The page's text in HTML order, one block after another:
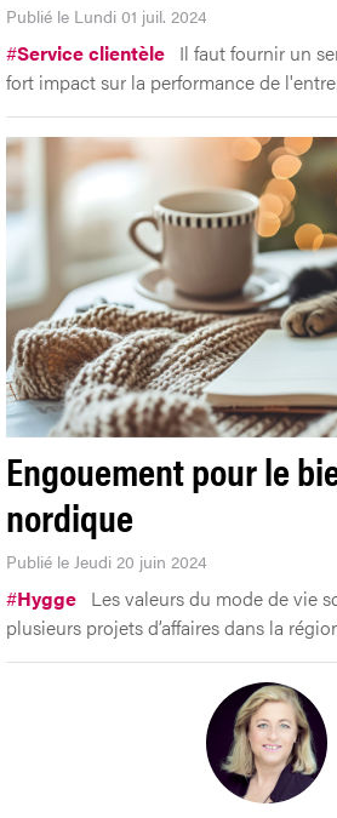
Publié le Lundi 01 juil. 2024
#Service clientèle Il faut fournir un
fort impact sur la performance de
Engouement pour le
nordique
Publié le Jeudi 20 juin 2024
#Hygge Les valeurs du mode de vie
plusieurs projets d’affaires dans la